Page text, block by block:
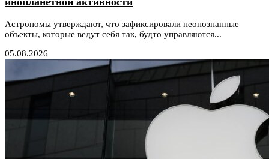
Астрономы утверждают, что зафиксировали неопознанные
объекты, которые ведут себя так, будто управляются...
05.08.2026